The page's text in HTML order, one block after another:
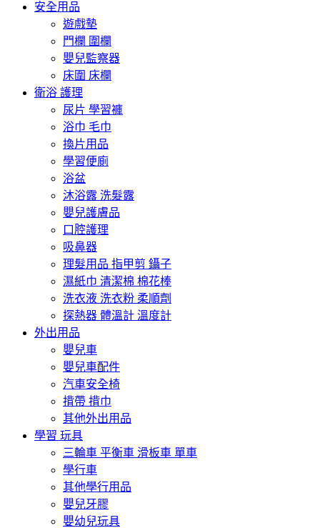
安全用品
遊戲墊
門欄 圍欄
嬰兒監察器
床圍 床欄
衛浴 護理
尿片 學習褲
浴巾 毛巾
換片用品
學習便廁
浴盆
沐浴露 洗髮露
嬰兒護膚品
口腔護理
吸鼻器
理髮用品 指甲剪 鑷子
濕紙巾 清潔棉 棉花棒
洗衣液 洗衣粉 柔順劑
探熱器 體溫計 溫度計
外出用品
嬰兒車
嬰兒車配件
汽車安全椅
揹帶 揹巾
其他外出用品
學習 玩具
三輪車 平衡車 滑板車 單車
學行車
其他學行用品
嬰兒牙膠
嬰幼兒玩具